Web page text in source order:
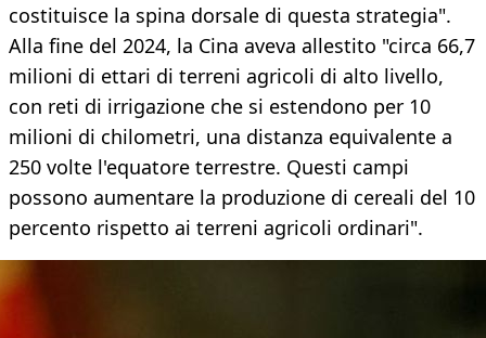
costituisce la spina dorsale di questa strategia".
Alla fine del 2024, la Cina aveva allestito "circa 66,7
milioni di ettari di terreni agricoli di alto livello,
con reti di irrigazione che si estendono per 10
milioni di chilometri, una distanza equivalente a
250 volte l'equatore terrestre. Questi campi
possono aumentare la produzione di cereali del 10
percento rispetto ai terreni agricoli ordinari".